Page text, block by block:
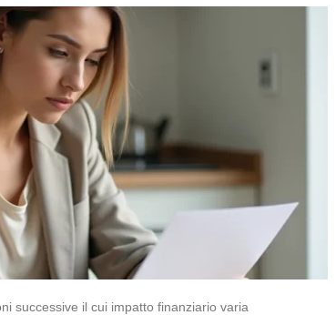
successive il cui impatto finanziario varia